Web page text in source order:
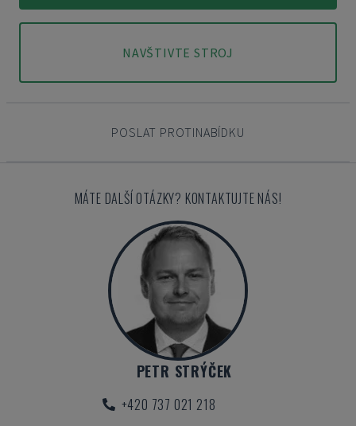
NAVŠTIVTE STROJ
POSLAT PROTINABÍDKU
MÁTE DALŠÍ OTÁZKY? KONTAKTUJTE NÁS!
PETR STRÝČEK
+420 737 021 218